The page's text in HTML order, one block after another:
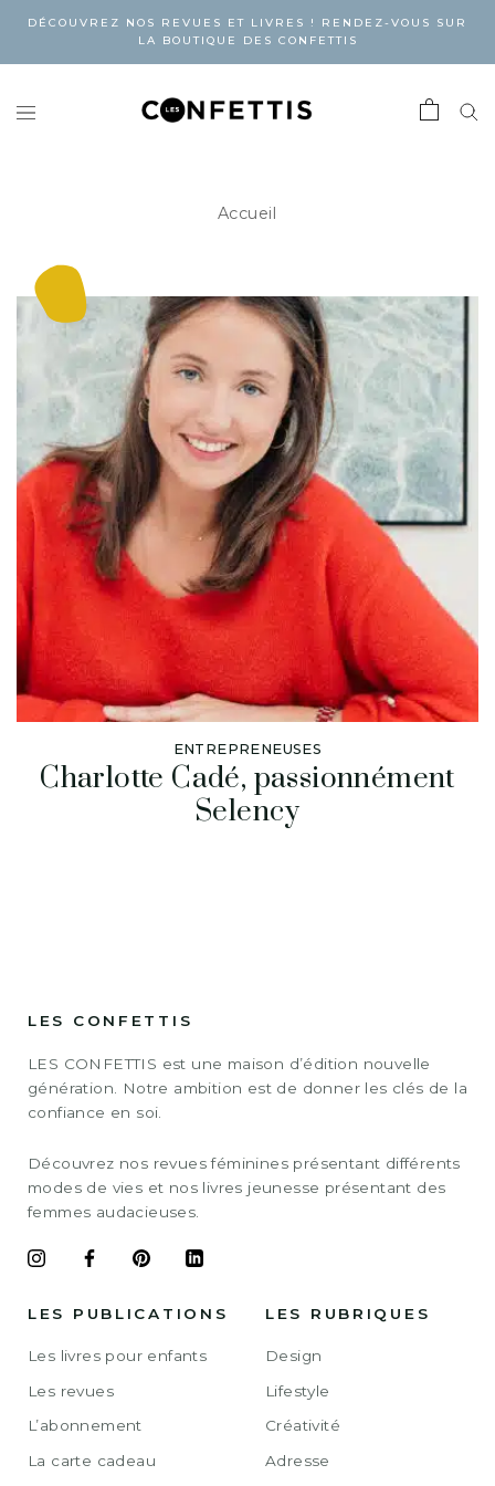
DÉCOUVREZ NOS REVUES ET LIVRES ! RENDEZ-VOUS SUR
LA BOUTIQUE DES CONFETTIS
Accueil
ENTREPRENEUSES
Charlotte Cadé, passionnément
Selency
LES CONFETTIS
LES CONFETTIS est une maison d’édition nouvelle
génération. Notre ambition est de donner les clés de la
confiance en soi.
Découvrez nos revues féminines présentant différents
modes de vies et nos livres jeunesse présentant des
femmes audacieuses.
LES PUBLICATIONS
Les livres pour enfants
Les revues
L’abonnement
La carte cadeau
LES RUBRIQUES
Design
Lifestyle
Créativité
Adresse